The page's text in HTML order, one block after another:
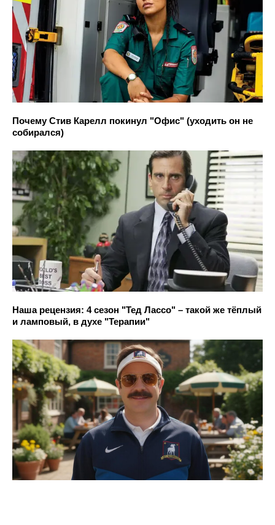
Почему Стив Карелл покинул "Офис" (уходить он не
собирался)
Наша рецензия: 4 сезон "Тед Лассо" – такой же тёплый
и ламповый, в духе "Терапии"